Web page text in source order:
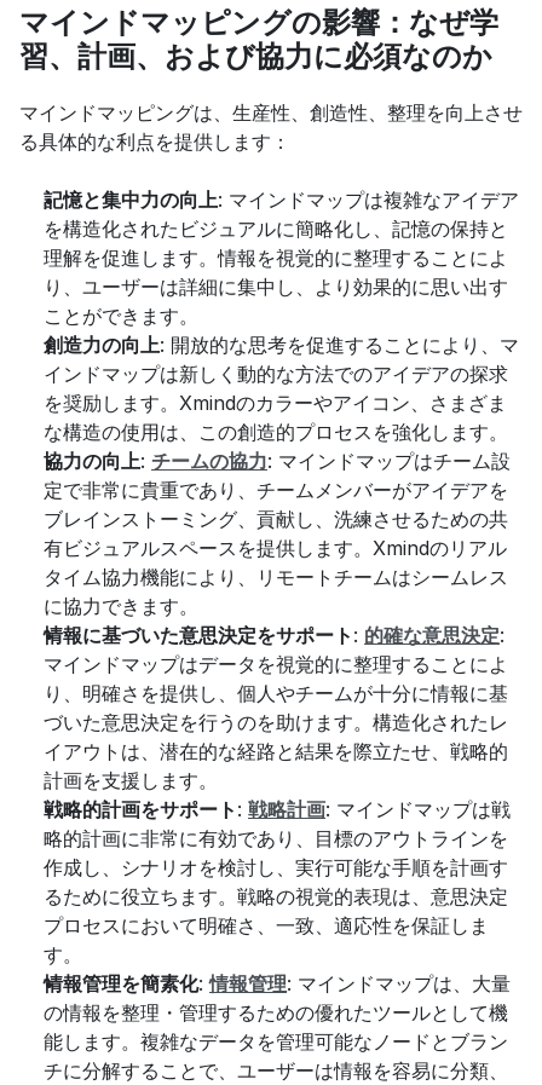
マインドマッピングの影響：なぜ学
習、計画、および協力に必須なのか
マインドマッピングは、生産性、創造性、整理を向上させ
る具体的な利点を提供します：
記憶と集中力の向上: マインドマップは複雑なアイデア
を構造化されたビジュアルに簡略化し、記憶の保持と
理解を促進します。情報を視覚的に整理することによ
り、ユーザーは詳細に集中し、より効果的に思い出す
ことができます。
創造力の向上: 開放的な思考を促進することにより、マ
インドマップは新しく動的な方法でのアイデアの探求
を奨励します。Xmindのカラーやアイコン、さまざま
な構造の使用は、この創造的プロセスを強化します。
協力の向上: チームの協力: マインドマップはチーム設
定で非常に貴重であり、チームメンバーがアイデアを
ブレインストーミング、貢献し、洗練させるための共
有ビジュアルスペースを提供します。Xmindのリアル
タイム協力機能により、リモートチームはシームレス
に協力できます。
情報に基づいた意思決定をサポート : 的確な意思決定:
マインドマップはデータを視覚的に整理することによ
り、明確さを提供し、個人やチームが十分に情報に基
づいた意思決定を行うのを助けます。構造化されたレ
イアウトは、潜在的な経路と結果を際立たせ、戦略的
計画を支援します。
戦略的計画をサポート : 戦略計画: マインドマップは戦
略的計画に非常に有効であり、目標のアウトラインを
作成し、シナリオを検討し、実行可能な手順を計画す
るために役立ちます。戦略の視覚的表現は、意思決定
プロセスにおいて明確さ、一致、適応性を保証しま
す。
情報管理を簡素化: 情報管理: マインドマップは、大量
の情報を整理・管理するための優れたツールとして機
能します。複雑なデータを管理可能なノードとブラン
チに分解することで、ユーザーは情報を容易に分類、